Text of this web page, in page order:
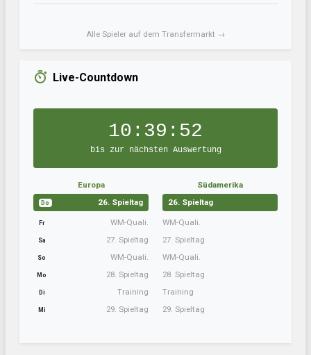
Alle Spieler auf dem Transfermarkt →
Live-Countdown
10:39:51
bis zur nächsten Auswertung
Europa
Do 26. Spieltag
Fr WM-Quali.
Sa 27. Spieltag
So WM-Quali.
Mo 28. Spieltag
Di Training
Mi 29. Spieltag
Südamerika
26. Spieltag
WM-Quali.
27. Spieltag
WM-Quali.
28. Spieltag
Training
29. Spieltag